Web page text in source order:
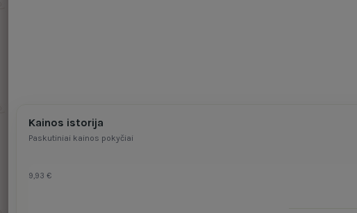
Kainos istorija
Paskutiniai kainos pokyčiai
9,93 €